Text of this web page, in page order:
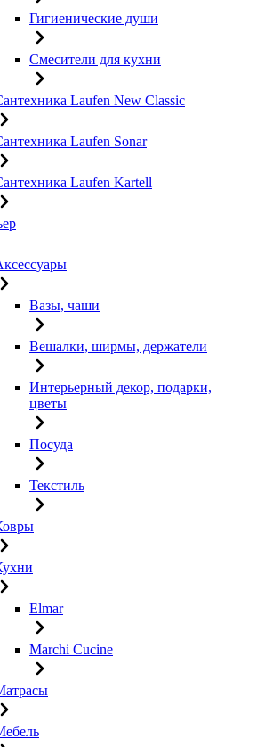
Гигиенические души
Смесители для кухни
Laufen New Classic
Laufen Sonar
Laufen Kartell
Вазы, чаши
Вешалки, ширмы, держатели
Интерьерный декор, подарки,
цветы
Посуда
Текстиль
Elmar
Marchi Cucine